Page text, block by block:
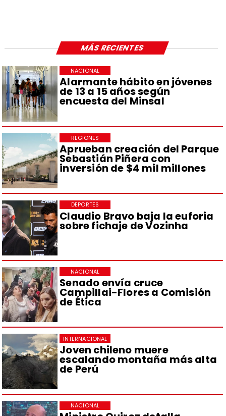
Alarmante hábito en jóvenes
de 13 a 15 años según
encuesta del Minsal
NACIONAL
Aprueban creación del Parque
Sebastián Piñera con
inversión de $4 mil millones
REGIONES
Claudio Bravo baja la euforia
sobre fichaje de Vozinha
DEPORTES
Senado envía cruce
Campillai-Flores a Comisión
de Ética
NACIONAL
Joven chileno muere
escalando montaña más alta
de Perú
INTERNACIONAL
NACIONAL
MÁS RECIENTES